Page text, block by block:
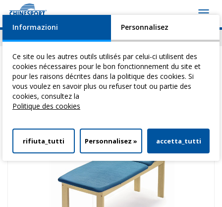
Actualités Evénements Video Download
Vous êtes ici: Home>Tables Pour ThéRapie>Tables De Base En Bois
Ramin Basic L
Informazioni Personnalisez
Ce site ou les autres outils utilisés par celui-ci utilisent des
cookies nécessaires pour le bon fonctionnement du site et
pour les raisons décrites dans la politique des cookies. Si
vous voulez en savoir plus ou refuser tout ou partie des
cookies, consultez la
Politique des cookies
rifiuta_tutti Personnalisez » accetta_tutti